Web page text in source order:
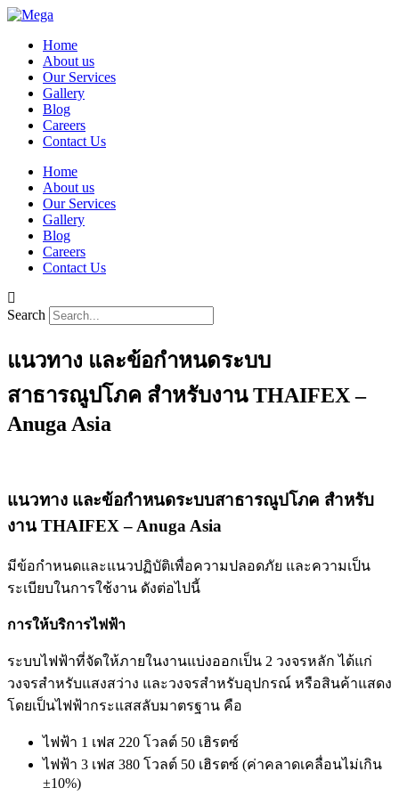
Home
About us
Our Services
Gallery
Blog
Careers
Contact Us
Home
About us
Our Services
Gallery
Blog
Careers
Contact Us
Search
แนวทาง และข้อกำหนดระบบ
สาธารณูปโภค สำหรับงาน THAIFEX –
Anuga Asia
แนวทาง และข้อกำหนดระบบสาธารณูปโภค สำหรับ
งาน THAIFEX – Anuga Asia
มีข้อกำหนดและแนวปฏิบัติเพื่อความปลอดภัย และความเป็น
ระเบียบในการใช้งาน ดังต่อไปนี้
การให้บริการไฟฟ้า
ระบบไฟฟ้าที่จัดให้ภายในงานแบ่งออกเป็น 2 วงจรหลัก ได้แก่
วงจรสำหรับแสงสว่าง และวงจรสำหรับอุปกรณ์ หรือสินค้าแสดง
โดยเป็นไฟฟ้ากระแสสลับมาตรฐาน คือ
ไฟฟ้า 1 เฟส 220 โวลต์ 50 เฮิรตซ์
ไฟฟ้า 3 เฟส 380 โวลต์ 50 เฮิรตซ์ (ค่าคลาดเคลื่อนไม่เกิน
±10%)